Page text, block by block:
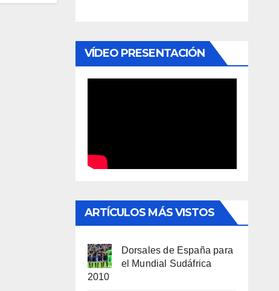
VÍDEO PRESENTACIÓN
ARTÍCULOS MÁS VISTOS
Dorsales de España para
el Mundial Sudáfrica
2010